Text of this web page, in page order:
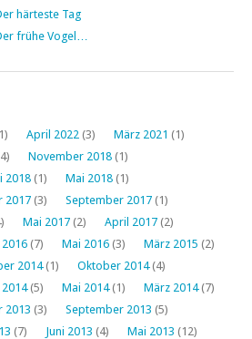
härteste Tag
frühe Vogel…
April 2022 (3) März 2021 (1)
November 2018 (1)
2018 (1) Mai 2018 (1)
2017 (3) September 2017 (1)
Mai 2017 (2) April 2017 (2)
2016 (7) Mai 2016 (3) März 2015 (2)
2014(1) Oktober 2014(4)
2014(5) Mai 2014(1) März 2014(7)
2013 (3) September 2013 (5)
(7) Juni 2013 (4) Mai 2013 (12)